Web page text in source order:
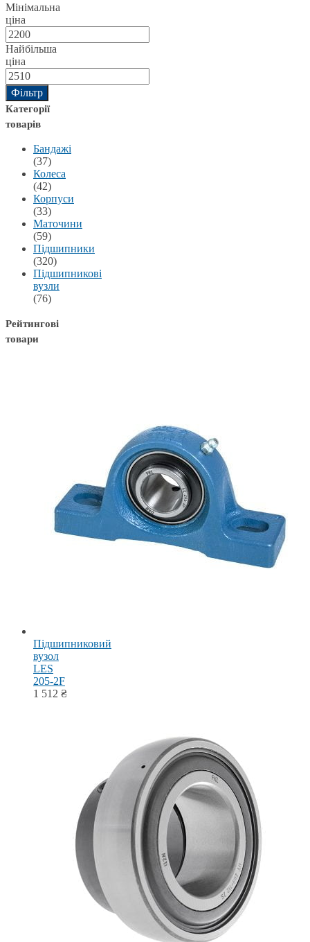
Мінімальна
ціна
Найбільша
ціна
Фільтр
Категорії
товарів
Бандажі
(37)
Колеса
(42)
Корпуси
(33)
Маточини
(59)
Підшипники
(320)
Підшипникові
вузли
(76)
Рейтингові
товари
Підшипниковий
вузол
LES
205-2F
1 512 ₴